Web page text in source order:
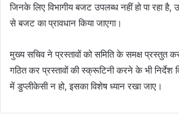
जिनके लिए विभागीय बजट उपलब्ध नहीं हो पा रहा
से बजट का प्रावधान किया जाएगा।
मुख्य सचिव ने प्रस्तावों को समिति के समक्ष प्रस्तुत
गठित कर प्रस्तावों की स्क्रूटिनी करने के भी निर्देश
में डुप्लीकेसी न हो, इसका विशेष ध्यान रखा जाए।